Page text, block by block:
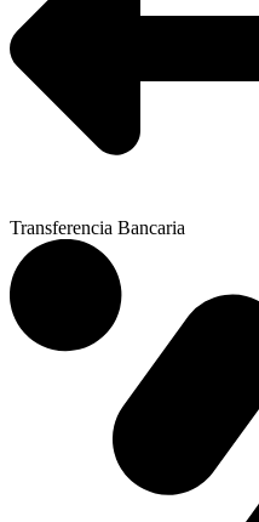
Transferencia Bancaria